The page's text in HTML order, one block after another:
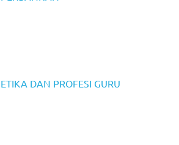
ETIKA DAN PROFESI GURU